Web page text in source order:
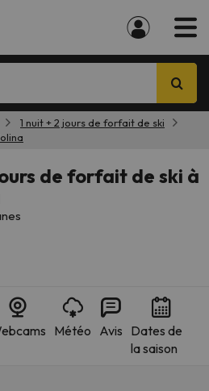
1 nuit + 2 jours de forfait de ski
de forfait de ski à
Météo Avis Dates de
la saison